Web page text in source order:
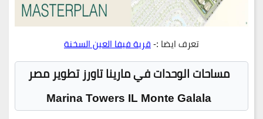
تعرف ايضا :-قرية فيفا العين السخنة
مساحات الوحدات في مارينا تاورز تطوير مصر
Marina Towers IL Monte Galala